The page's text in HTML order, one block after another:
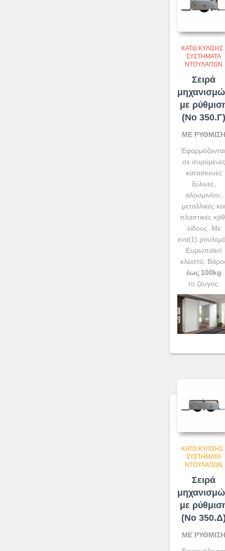
ΚΆΤΩ ΚΎΛΙΣΗΣ
ΣΥΣΤΉΜΑΤΑ
ΝΤΟΥΛΑΠΏΝ
Σειρά
με
(No 350.Γ)
ΜΕ ΡΥΘΜΙΣΗ
Εφαρμόζονται
σε συρόμενες
κατασκευές
ξύλινες,
αλουμινίου,
μεταλλικές και
πλαστικές
είδους. Με
ενα(1)
Ευρωπαϊκό
κλειστό.
έως 100kg
το ζέυγος.
ΚΆΤΩ ΚΎΛΙΣΗΣ
ΣΥΣΤΉΜΑΤΑ
ΝΤΟΥΛΑΠΏΝ
Σειρά
με
(No
ΜΕ ΡΥΘΜΙΣΗ